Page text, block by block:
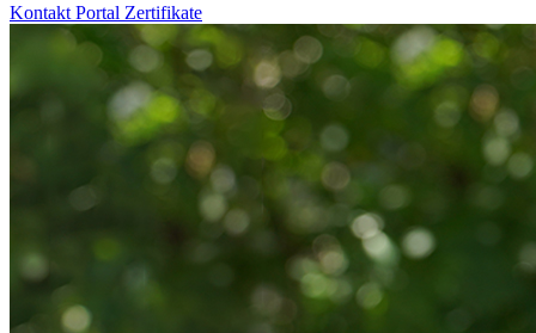
Kontakt Portal Zertifikate